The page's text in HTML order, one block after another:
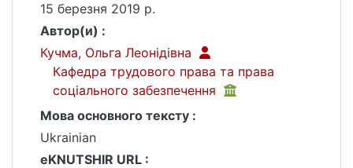
15 березня 2019 р.
Автор(и) :
Кучма, Ольга Леонідівна
Кафедра трудового права та права
соціального забезпечення
Мова основного тексту :
Ukrainian
eKNUTSHIR URL :